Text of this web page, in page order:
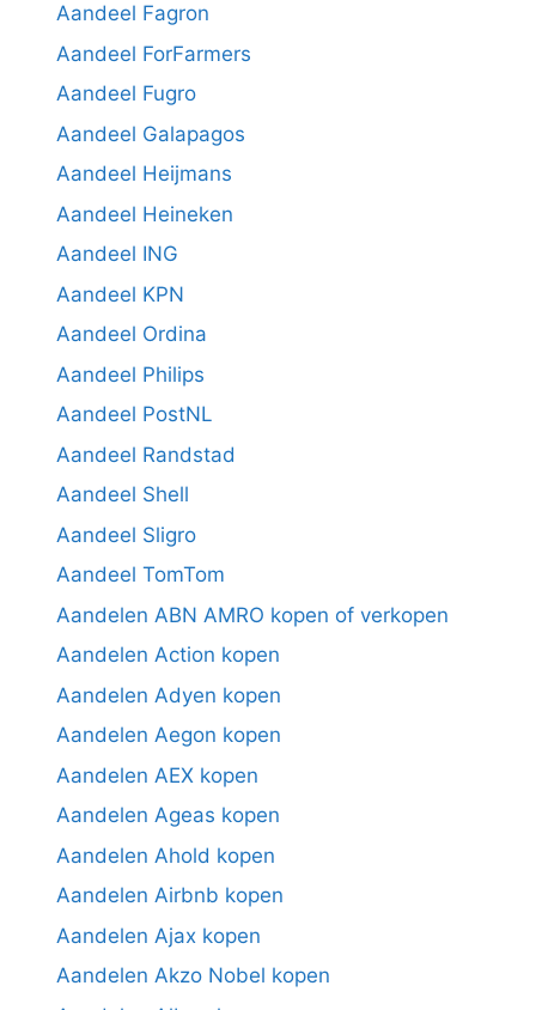
Aandeel Fagron
Aandeel ForFarmers
Aandeel Fugro
Aandeel Galapagos
Aandeel Heijmans
Aandeel Heineken
Aandeel ING
Aandeel KPN
Aandeel Ordina
Aandeel Philips
Aandeel PostNL
Aandeel Randstad
Aandeel Shell
Aandeel Sligro
Aandeel TomTom
Aandelen ABN AMRO kopen of verkopen
Aandelen Action kopen
Aandelen Adyen kopen
Aandelen Aegon kopen
Aandelen AEX kopen
Aandelen Ageas kopen
Aandelen Ahold kopen
Aandelen Airbnb kopen
Aandelen Ajax kopen
Aandelen Akzo Nobel kopen